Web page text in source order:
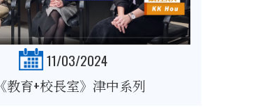
11/03/2024
《教育+校長室》津中系列